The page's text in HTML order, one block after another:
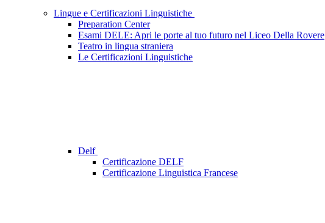
Lingue e Certificazioni Linguistiche
Preparation Center
Esami DELE: Apri le porte al tuo futuro nel Liceo Della Rovere
Teatro in lingua straniera
Le Certificazioni Linguistiche
Delf
Certificazione DELF
Certificazione Linguistica Francese